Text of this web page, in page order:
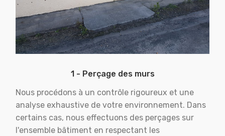
1 - Perçage des murs
Nous procédons à un contrôle rigoureux et une
analyse exhaustive de votre environnement. Dans
certains cas, nous effectuons des perçages sur
l'ensemble bâtiment en respectant les